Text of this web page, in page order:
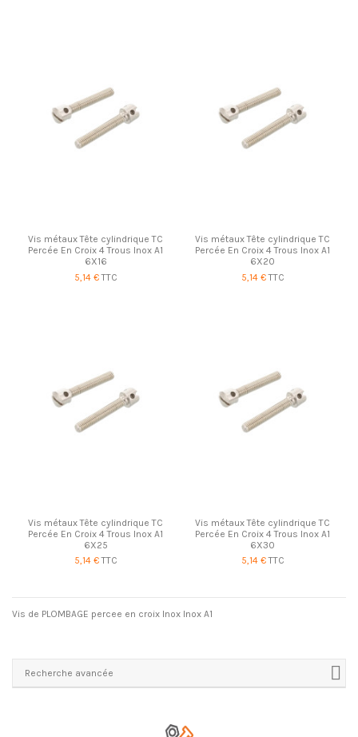
Vis métaux Tête cylindrique TC
Percée En Croix 4 Trous Inox A1
6X16
5,14 €TTC
Vis métaux Tête cylindrique TC
Percée En Croix 4 Trous Inox A1
6X20
5,14 €TTC
Vis métaux Tête cylindrique TC
Percée En Croix 4 Trous Inox A1
6X25
5,14 €TTC
Vis métaux Tête cylindrique TC
Percée En Croix 4 Trous Inox A1
6X30
5,14 €TTC
Vis de PLOMBAGE percee en croix Inox Inox A1
Recherche avancée